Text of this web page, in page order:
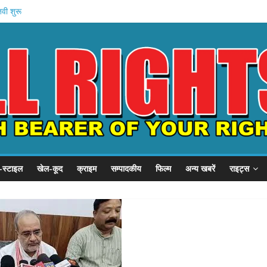
शुरू
प्रदर्शन
छात्र संवाद
को कैद
खेल-कूद क्राइम सम्पादकीय फिल्म अन्य खबरें राइट्स